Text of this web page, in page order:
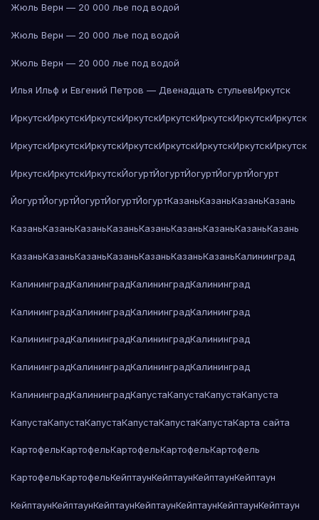
Жюль Верн — 20 000 лье под водой
Жюль Верн — 20 000 лье под водой
Жюль Верн — 20 000 лье под водой
Илья Ильф и Евгений Петров — Двенадцать стульевИркутск
ИркутскИркутскИркутскИркутскИркутскИркутскИркутскИркутск
ИркутскИркутскИркутскИркутскИркутскИркутскИркутскИркутск
ИркутскИркутскИркутскЙогуртЙогуртЙогуртЙогуртЙогурт
ЙогуртЙогуртЙогуртЙогуртЙогуртКазаньКазаньКазаньКазань
КазаньКазаньКазаньКазаньКазаньКазаньКазаньКазаньКазань
КазаньКазаньКазаньКазаньКазаньКазаньКазаньКалининград
КалининградКалининградКалининградКалининград
КалининградКалининградКалининградКалининград
КалининградКалининградКалининградКалининград
КалининградКалининградКалининградКалининград
КалининградКалининградКапустаКапустаКапустаКапуста
КапустаКапустаКапустаКапустаКапустаКапустаКарта сайта
КартофельКартофельКартофельКартофельКартофель
КартофельКартофельКейптаунКейптаунКейптаунКейптаун
КейптаунКейптаунКейптаунКейптаунКейптаунКейптаунКейптаун